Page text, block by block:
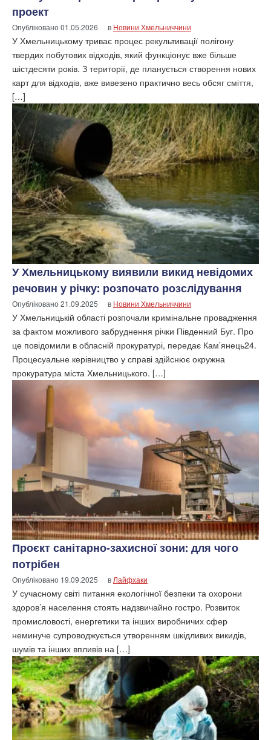
проект
Опубліковано01.05.2026 в Новини Хмельниччини
У Хмельницькому триває процес рекультивації полігону
твердих побутових відходів, який функціонує вже більше
шістдесяти років. З території, де планується створення нових
карт для відходів, вже вивезено практично весь обсяг сміття,
[…]
У Хмельницькому виявили викид невідомих
речовин у річку: розпочато розслідування
Опубліковано21.09.2025 в Новини Хмельниччини
У Хмельницькій області розпочали кримінальне провадження
за фактом можливого забруднення річки Південний Буг. Про
це повідомили в обласній прокуратурі, передає Кам’янець24.
Процесуальне керівництво у справі здійснює окружна
прокуратура міста Хмельницького. […]
Проєкт санітарно-захисної зони: для чого
потрібен
Опубліковано 19.09.2025 вЛайфхаки
У сучасному світі питання екологічної безпеки та охорони
здоров’я населення стоять надзвичайно гостро. Розвиток
промисловості, енергетики та інших виробничих сфер
неминуче супроводжується утворенням шкідливих викидів,
шумів та інших впливів на […]